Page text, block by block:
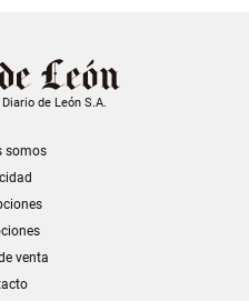
de León S.A.
somos
venta